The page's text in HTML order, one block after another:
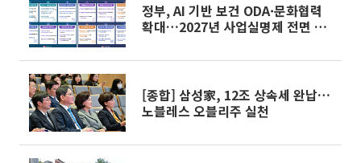
정부, AI 기반 보건 ODA·문화협력
확대…2027년 사업실명제 전면 도
[종합] 삼성家, 12조 상속세 완납…
노블레스 오블리주 실천